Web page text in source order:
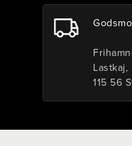
115 56